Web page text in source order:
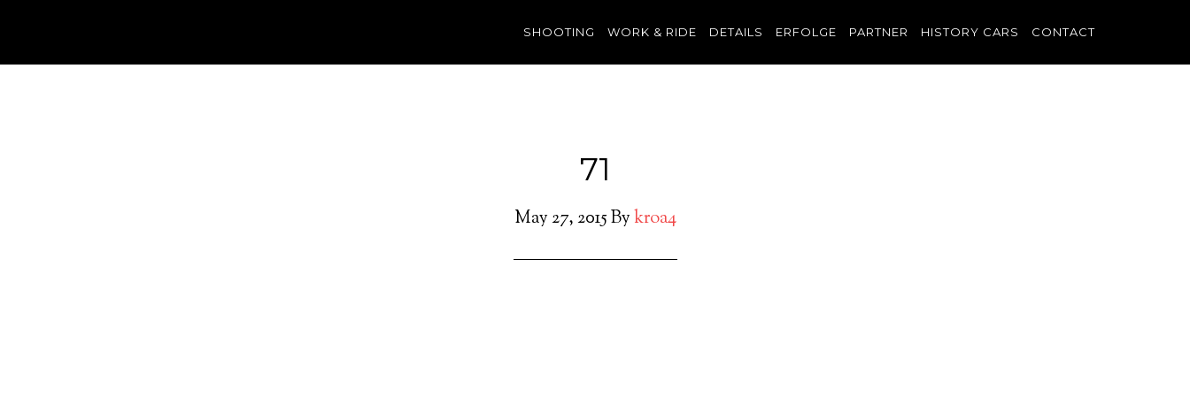
SHOOTING WORK & RIDE DETAILS ERFOLGE PARTNER HISTORY CARS CONTACT
71
May 27, 2015Bykroa4